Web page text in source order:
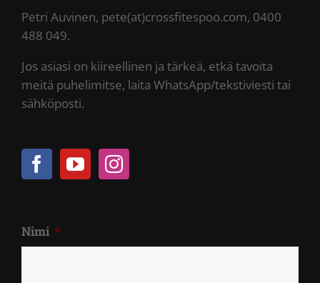
Petri Auvinen, pete(at)crossfitespoo.com, 0400
488 049.
Jos asiasi on kiireellinen ja tärkeä, etkä tavoita
meitä puhelimitse, laita WhatsApp/tekstiviesti tai
sähköposti.
Nimi *